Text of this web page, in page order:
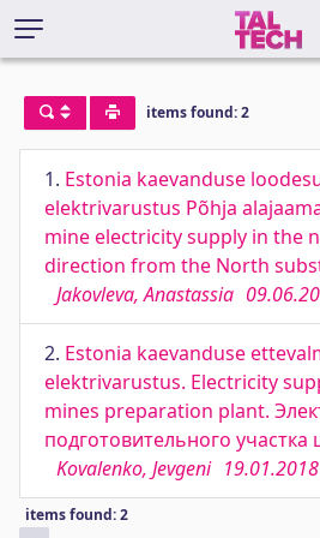
items found: 2
1. Estonia kaevanduse
elektrivarustus Põhja
mine electricity supply in the
direction from the North
Jakovleva, Anastassia
2. Estonia kaevanduse
elektrivarustus. Electricity
mines preparation plant.
подготовительного
Kovalenko, Jevgeni 19.01.2018
items found: 2